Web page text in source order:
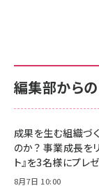
編集部から
成果を生む組織づ
のか？ 事業成長を
ト』を3名様にプレ
8月7日 10:00